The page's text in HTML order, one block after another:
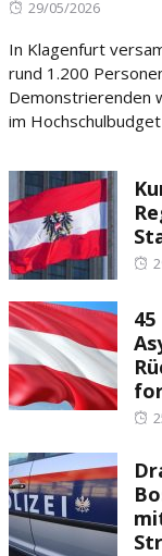
Posted
29/05/2026
In Klagenfurt
rund 1.200
Demonstrierenden
im Hochschulbudget